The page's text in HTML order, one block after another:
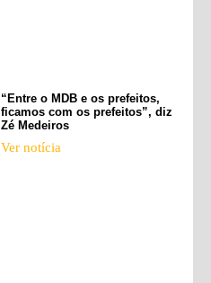
“Entre o MDB e os prefeitos,
ficamos com os prefeitos”, diz
Zé Medeiros
Ver notícia